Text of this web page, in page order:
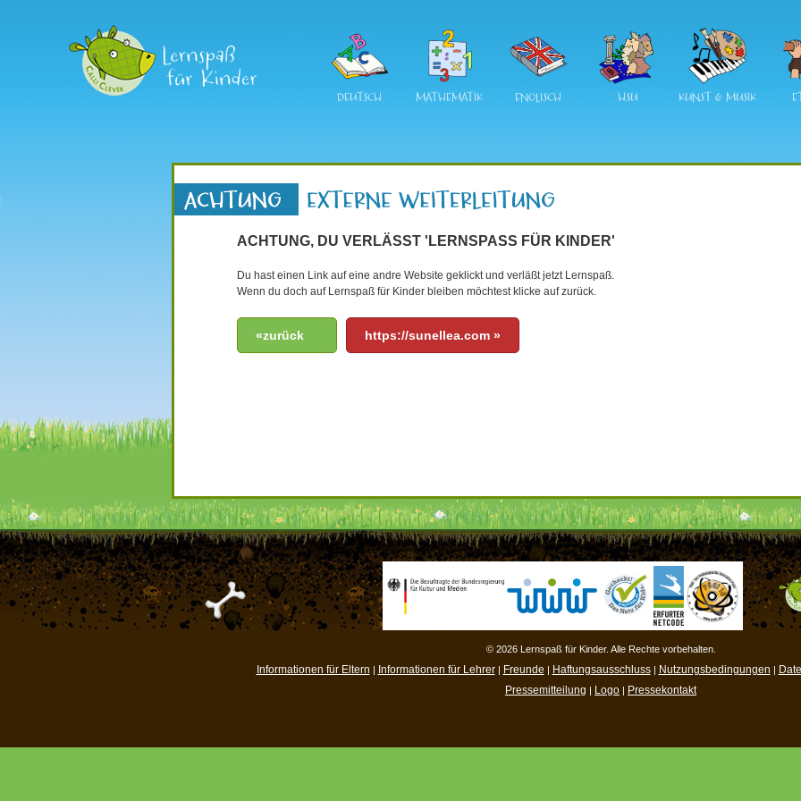
DEUTSCH MATHEMATIK ENGLISCH HSU KUNST & MUSIK
ACHTUNG, DU VERLÄSST 'LERNSPASS FÜR KINDER'
Du hast einen Link auf eine andre Website geklickt und verläßt jetzt Lernspaß.
Wenn du doch auf Lernspaß für Kinder bleiben möchtest klicke auf zurück.
«zurück https://sunellea.com »
© 2026 Lernspaß für Kinder. Alle Rechte vorbehalten.
Informationen für Eltern | Informationen für Lehrer| Freunde | Haftungsausschluss| Nutzungsbedingungen |
Pressemitteilung | Logo | Pressekontakt